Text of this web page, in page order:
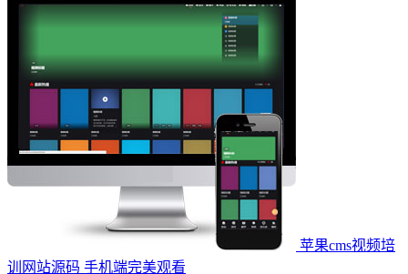
苹果cms视频培
训网站源码 手机端完美观看